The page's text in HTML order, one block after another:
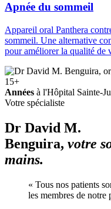
Apnée du sommeil
Appareil oral Panthera
sommeil. Une alternative
pour améliorer la qualité de
15+
Années à l'Hôpital Sainte-
Votre spécialiste
Dr David M.
Benguira, votre
mains.
« Tous nos patients
les membres de notre